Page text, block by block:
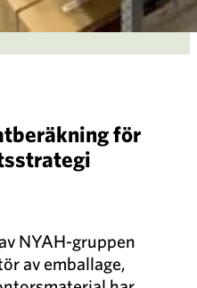
för
NYAH-gruppen
av emballage,